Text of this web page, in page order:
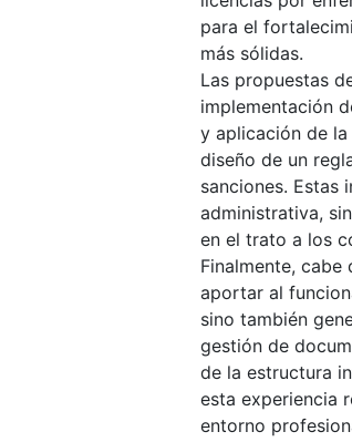
para el
más sólidas.
Las propuestas
implementación
y aplicación de
diseño de un
sanciones. Estas
administrativa,
en el trato a los
Finalmente,
aportar al
sino también
gestión de
de la estructura
esta experiencia
entorno